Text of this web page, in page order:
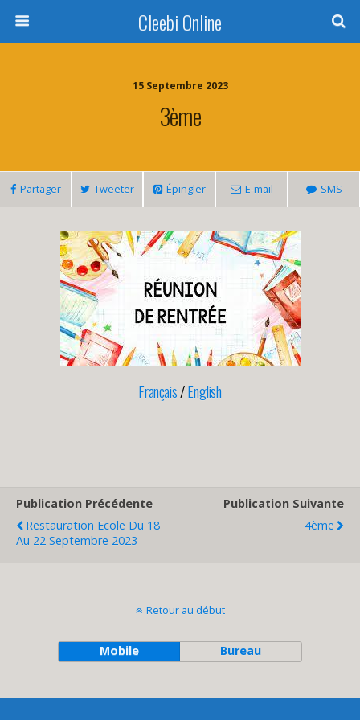
Cleebi Online
15 Septembre 2023
3ème
Partager Tweeter Épingler E-mail SMS
Français/English
Publication Précédente
Restauration Ecole Du 18
Au 22 Septembre 2023
Publication Suivante
4ème
Retour au début
Mobile Bureau